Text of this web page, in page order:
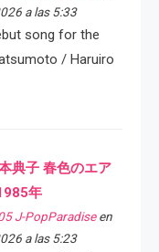
a las 5:33
song for the
/ Haruiro
典子 春色のエア
年
J-PopParadiseen
a las 5:23